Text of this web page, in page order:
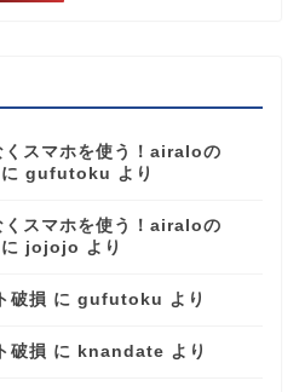
くスマホを使う！airaloの
に gufutoku より
くスマホを使う！airaloの
に jojojo より
破損 に gufutoku より
破損 に knandate より